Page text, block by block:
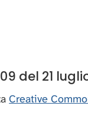
del 21
Creative